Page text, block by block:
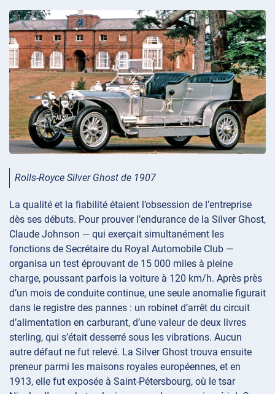
Rolls-Royce Silver Ghost de 1907
La qualité et la fiabilité étaient l’obsession de l’entreprise
dès ses débuts. Pour prouver l’endurance de la Silver Ghost,
Claude Johnson — qui exerçait simultanément les
fonctions de Secrétaire du Royal Automobile Club —
organisa un test éprouvant de 15 000 miles à pleine
charge, poussant parfois la voiture à 120 km/h. Après près
d’un mois de conduite continue, une seule anomalie figurait
dans le registre des pannes : un robinet d’arrêt du circuit
d’alimentation en carburant, d’une valeur de deux livres
sterling, qui s’était desserré sous les vibrations. Aucun
autre défaut ne fut relevé. La Silver Ghost trouva ensuite
preneur parmi les maisons royales européennes, et en
1913, elle fut exposée à Saint-Pétersbourg, où le tsar